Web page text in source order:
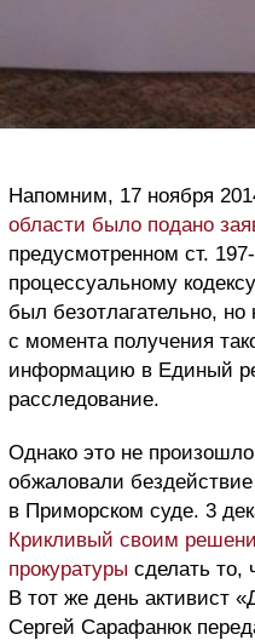
Напомним, 17 ноября
области было подано
предусмотренном ст.
процессуальному
был безотлагательно, но
с момента получения
информацию в Единый
расследование.
Однако это не
обжаловали
в Приморском суде. 3
Крикливый своим
прокуратуры сделать то,
В тот же день активист
Сергей Сарафанюк